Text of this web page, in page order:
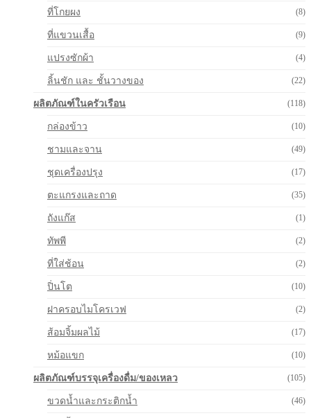
ที่โกยผง (8)
ที่แขวนเสื้อ (9)
แปรงซักผ้า (4)
ลิ้นชัก และ ชั้นวางของ (22)
ผลิตภัณฑ์ในครัวเรือน (118)
กล่องข้าว (10)
ชามและจาน (49)
ชุดเครื่องปรุง (17)
ตะแกรงและถาด (35)
ถังแก๊ส (1)
ทัพพี (2)
ที่ใส่ช้อน (2)
ปิ่นโต (10)
ฝาครอบไมโครเวฟ (2)
ส้อมจิ้มผลไม้ (17)
หม้อแขก (10)
ผลิตภัณฑ์บรรจุเครื่องดื่ม/ของเหลว (105)
ขวดน้ำและกระติกน้ำ (46)